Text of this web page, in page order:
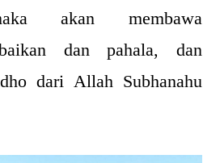
akan membawa
dan pahala, dan
dari Allah Subhanahu